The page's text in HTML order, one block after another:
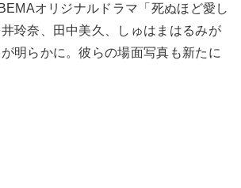
オリジナルドラマ「死ぬほど愛し
玲奈、田中美久、しゅはまはるみが
明らかに。彼らの場面写真も新たに